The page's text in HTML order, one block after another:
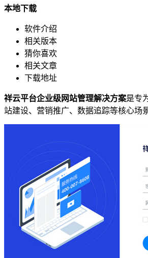
本地下载
软件介绍
相关版本
猜你喜欢
相关文章
下载地址
祥云平台企业级网站管理解决方案是专
站建设、营销推广、数据追踪等核心场